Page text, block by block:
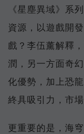
《星塵異域》系
資源，以遊戲開
戲？李伍薰解釋
潤，另一方面奇
化優勢，加上恐
終具吸引力，市
更重要的是，海